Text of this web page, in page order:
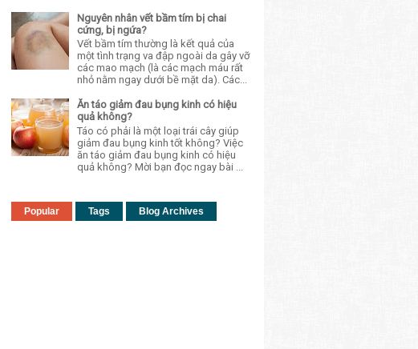
Nguyên nhân vết bầm tím bị chai
cứng, bị ngứa?
Vết bầm tím thường là kết quả của
một tình trạng va đập ngoài da gây vỡ
các mao mạch (là các mạch máu rất
nhỏ nằm ngay dưới bề mặt da). Các...
Ăn táo giảm đau bụng kinh có hiệu
quả không?
Táo có phải là một loại trái cây giúp
giảm đau bụng kinh tốt không? Việc
ăn táo giảm đau bụng kinh có hiệu
quả không? Mời bạn đọc ngay bài ...
Popular Tags Blog Archives